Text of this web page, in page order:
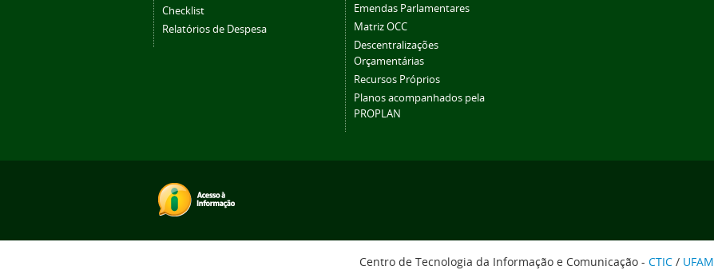
Checklist
Relatórios de Despesa
Emendas Parlamentares
Matriz OCC
Descentralizações
Orçamentárias
Recursos Próprios
Planos acompanhados pela
PROPLAN
Centro de Tecnologia da Informação e Comunicação - CTIC / UFAM